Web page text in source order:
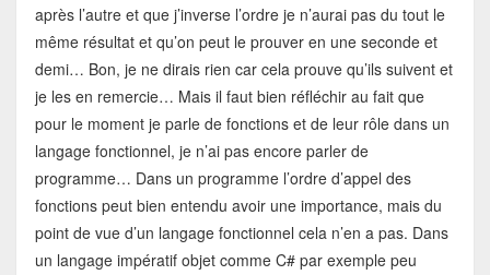
après l’autre et que j’inverse l’ordre je n’aurai pas du tout le
même résultat et qu’on peut le prouver en une seconde et
demi… Bon, je ne dirais rien car cela prouve qu’ils suivent et
je les en remercie… Mais il faut bien réfléchir au fait que
pour le moment je parle de fonctions et de leur rôle dans un
langage fonctionnel, je n’ai pas encore parler de
programme… Dans un programme l’ordre d’appel des
fonctions peut bien entendu avoir une importance, mais du
point de vue d’un langage fonctionnel cela n’en a pas. Dans
un langage impératif objet comme C# par exemple peu